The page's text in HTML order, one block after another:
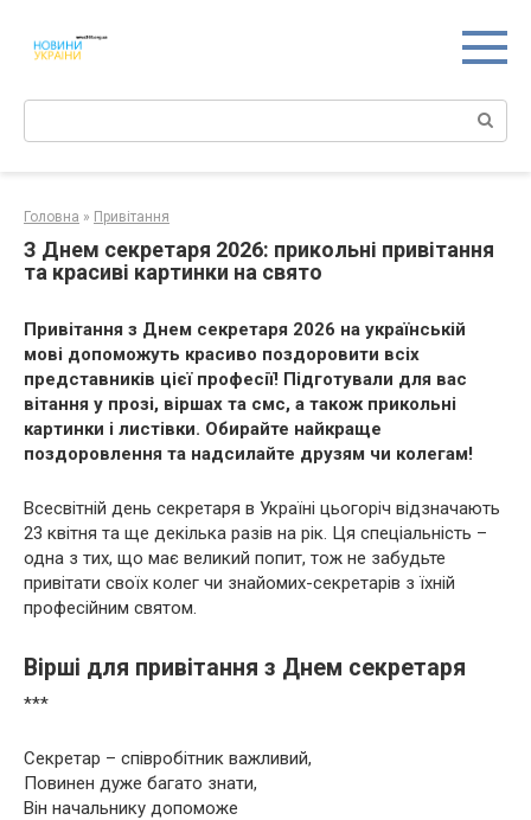
контенту
Поиск:
Головна » Привітання
З Днем секретаря 2026: прикольні привітання
та красиві картинки на свято
Привітання з Днем секретаря 2026 на українській
мові допоможуть красиво поздоровити всіх
представників цієї професії! Підготували для вас
вітання у прозі, віршах та смс, а також прикольні
картинки і листівки. Обирайте найкраще
поздоровлення та надсилайте друзям чи колегам!
Всесвітній день секретаря в Україні цьогоріч відзначають
23 квітня та ще декілька разів на рік. Ця спеціальність –
одна з тих, що має великий попит, тож не забудьте
привітати своїх колег чи знайомих-секретарів з їхній
професійним святом.
Вірші для привітання з Днем секретаря
***
Секретар – співробітник важливий,
Повинен дуже багато знати,
Він начальнику допоможе